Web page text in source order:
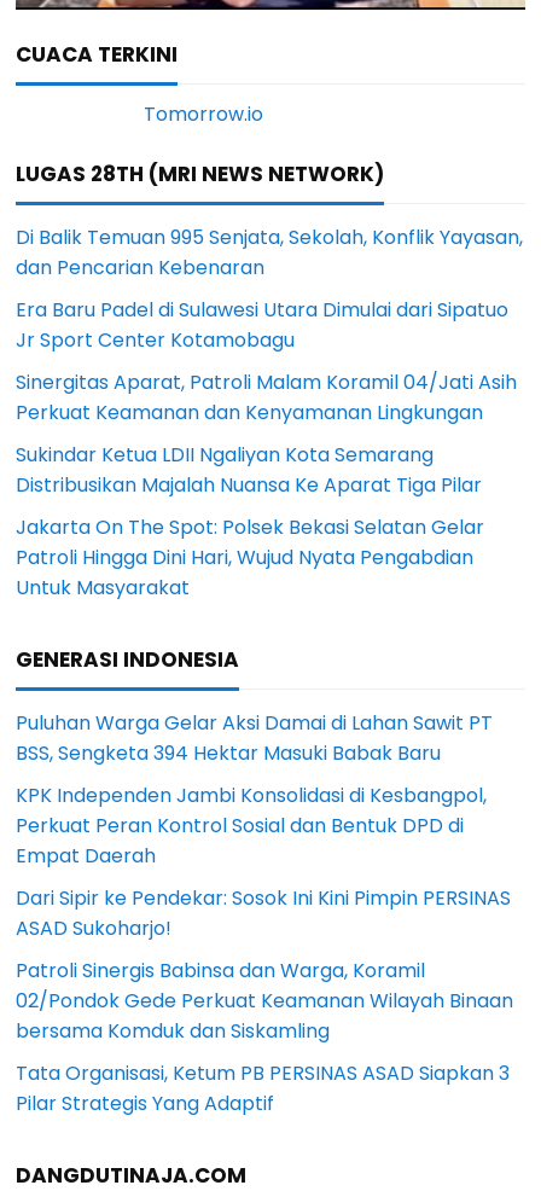
CUACA TERKINI
LUGAS 28TH (MRI NEWS NETWORK)
Di Balik Temuan 995 Senjata, Sekolah, Konflik Yayasan,
dan Pencarian Kebenaran
Era Baru Padel di Sulawesi Utara Dimulai dari Sipatuo
Jr Sport Center Kotamobagu
Sinergitas Aparat, Patroli Malam Koramil 04/Jati Asih
Perkuat Keamanan dan Kenyamanan Lingkungan
Sukindar Ketua LDII Ngaliyan Kota Semarang
Distribusikan Majalah Nuansa Ke Aparat Tiga Pilar
Jakarta On The Spot: Polsek Bekasi Selatan Gelar
Patroli Hingga Dini Hari, Wujud Nyata Pengabdian
Untuk Masyarakat
GENERASI INDONESIA
Puluhan Warga Gelar Aksi Damai di Lahan Sawit PT
BSS, Sengketa 394 Hektar Masuki Babak Baru
KPK Independen Jambi Konsolidasi di Kesbangpol,
Perkuat Peran Kontrol Sosial dan Bentuk DPD di
Empat Daerah
Dari Sipir ke Pendekar: Sosok Ini Kini Pimpin PERSINAS
ASAD Sukoharjo!
Patroli Sinergis Babinsa dan Warga, Koramil
02/Pondok Gede Perkuat Keamanan Wilayah Binaan
bersama Komduk dan Siskamling
Tata Organisasi, Ketum PB PERSINAS ASAD Siapkan 3
Pilar Strategis Yang Adaptif
DANGDUTINAJA.COM